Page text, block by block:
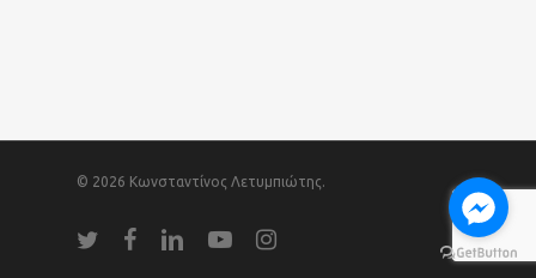
© 2026 Κωνσταντίνος Λετυμπιώτης.
twitter facebooklinkedin youtube instagram